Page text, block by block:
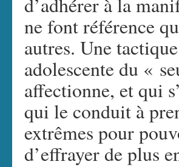
ne font référence
autres. Une
adolescente du «
affectionne, et qui
qui le conduit à
extrêmes pour
d’effrayer de plus